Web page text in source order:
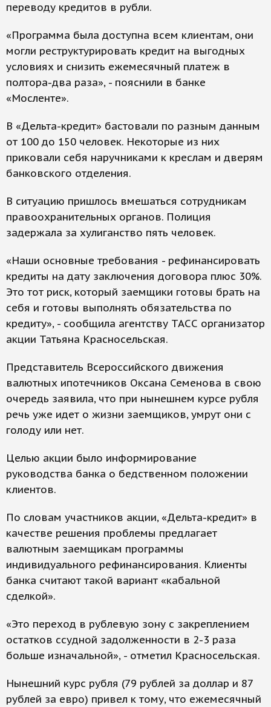
переводу кредитов в рубли.
«Программа была доступна всем клиентам, они
могли реструктурировать кредит на выгодных
условиях и снизить ежемесячный платеж в
полтора-два раза», - пояснили в банке
«Мосленте».
В «Дельта-кредит» бастовали по разным данным
от 100 до 150 человек. Некоторые из них
приковали себя наручниками к креслам и дверям
банковского отделения.
В ситуацию пришлось вмешаться сотрудникам
правоохранительных органов. Полиция
задержала за хулиганство пять человек.
«Наши основные требования - рефинансировать
кредиты на дату заключения договора плюс 30%.
Это тот риск, который заемщики готовы брать на
себя и готовы выполнять обязательства по
кредиту», - сообщила агентству ТАСС организатор
акции Татьяна Красносельская.
Представитель Всероссийского движения
валютных ипотечников Оксана Семенова в свою
очередь заявила, что при нынешнем курсе рубля
речь уже идет о жизни заемщиков, умрут они с
голоду или нет.
Целью акции было информирование
руководства банка о бедственном положении
клиентов.
По словам участников акции, «Дельта-кредит» в
качестве решения проблемы предлагает
валютным заемщикам программы
индивидуального рефинансирования. Клиенты
банка считают такой вариант «кабальной
сделкой».
«Это переход в рублевую зону с закреплением
остатков ссудной задолженности в 2-3 раза
больше изначальной», - отметил Красносельская.
Нынешний курс рубля (79 рублей за доллар и 87
рублей за евро) привел к тому, что ежемесячный